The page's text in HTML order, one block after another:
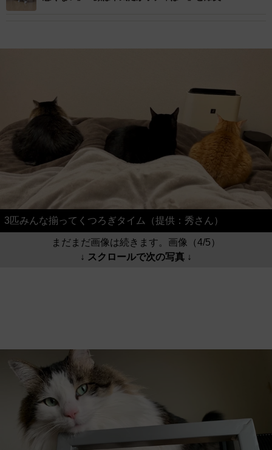
3匹みんな揃ってくつろぎタイム（提供：秀さん）
まだまだ画像は続きます。画像（4/5）
↓ スクロールで次の写真 ↓